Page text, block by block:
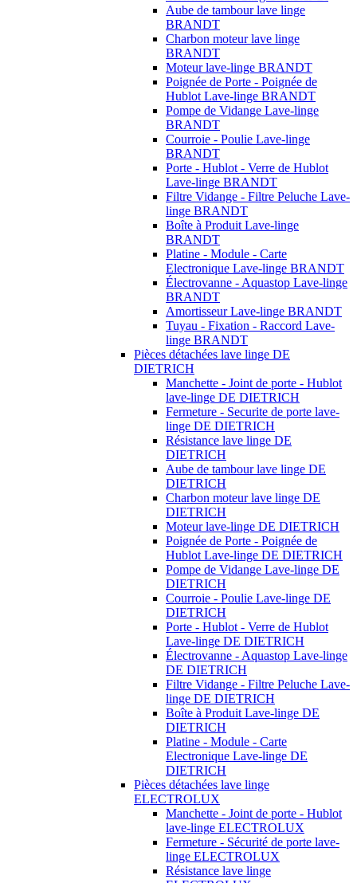
Aube de tambour lave linge
BRANDT
Charbon moteur lave linge
BRANDT
Moteur lave-linge BRANDT
Poignée de Porte - Poignée de
Hublot Lave-linge BRANDT
Pompe de Vidange Lave-linge
BRANDT
Courroie - Poulie Lave-linge
BRANDT
Porte - Hublot - Verre de Hublot
Lave-linge BRANDT
Filtre Vidange - Filtre Peluche Lave-
linge BRANDT
Boîte à Produit Lave-linge
BRANDT
Platine - Module - Carte
Electronique Lave-linge BRANDT
Électrovanne - Aquastop Lave-linge
BRANDT
Amortisseur Lave-linge BRANDT
Tuyau - Fixation - Raccord Lave-
linge BRANDT
Pièces détachées lave linge DE
DIETRICH
Manchette - Joint de porte - Hublot
lave-linge DE DIETRICH
Fermeture - Securite de porte lave-
linge DE DIETRICH
Résistance lave linge DE
DIETRICH
Aube de tambour lave linge DE
DIETRICH
Charbon moteur lave linge DE
DIETRICH
Moteur lave-linge DE DIETRICH
Poignée de Porte - Poignée de
Hublot Lave-linge DE DIETRICH
Pompe de Vidange Lave-linge DE
DIETRICH
Courroie - Poulie Lave-linge DE
DIETRICH
Porte - Hublot - Verre de Hublot
Lave-linge DE DIETRICH
Électrovanne - Aquastop Lave-linge
DE DIETRICH
Filtre Vidange - Filtre Peluche Lave-
linge DE DIETRICH
Boîte à Produit Lave-linge DE
DIETRICH
Platine - Module - Carte
Electronique Lave-linge DE
DIETRICH
Pièces détachées lave linge
ELECTROLUX
Manchette - Joint de porte - Hublot
lave-linge ELECTROLUX
Fermeture - Sécurité de porte lave-
linge ELECTROLUX
Résistance lave linge